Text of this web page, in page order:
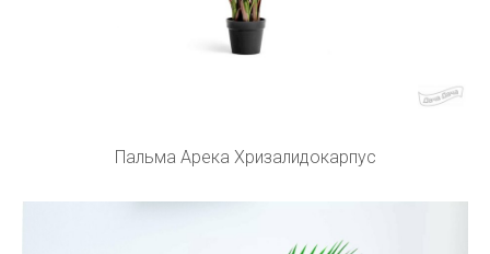
Пальма Арека Хризалидокарпус